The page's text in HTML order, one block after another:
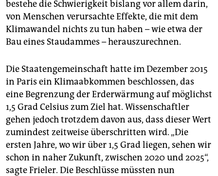
bestehe die Schwierigkeit bislang vor allem darin,
von Menschen verursachte Effekte, die mit dem
Klimawandel nichts zu tun haben – wie etwa der
Bau eines Staudammes – herauszurechnen.
Die Staatengemeinschaft hatte im Dezember 2015
in Paris ein Klimaabkommen beschlossen, das
eine Begrenzung der Erderwärmung auf möglichst
1,5 Grad Celsius zum Ziel hat. Wissenschaftler
gehen jedoch trotzdem davon aus, dass dieser Wert
zumindest zeitweise überschritten wird. „Die
ersten Jahre, wo wir über 1,5 Grad liegen, sehen wir
schon in naher Zukunft, zwischen 2020 und 2025“,
sagte Frieler. Die Beschlüsse müssten nun